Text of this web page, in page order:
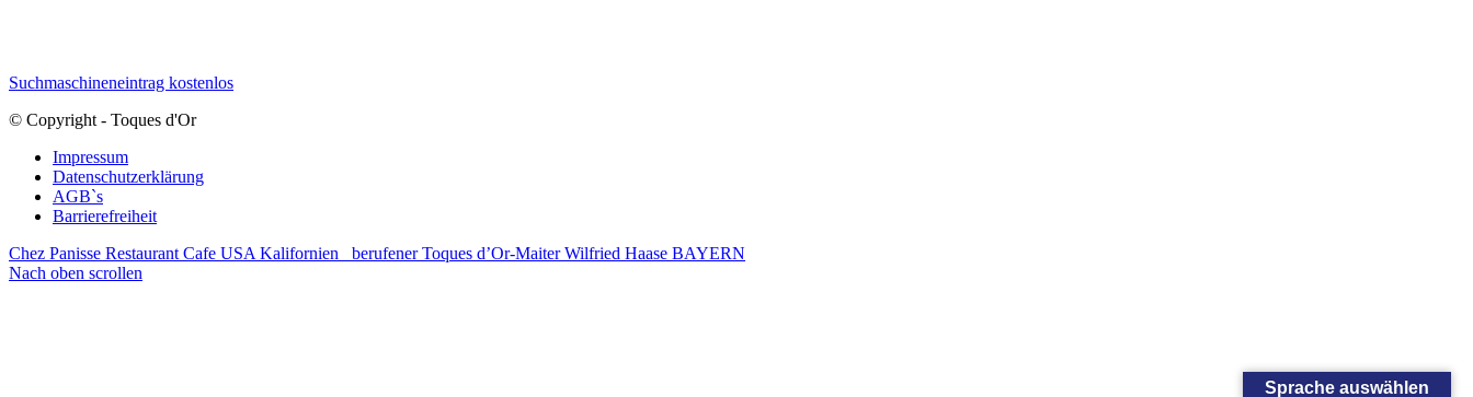
Suchmaschineneintrag kostenlos
© Copyright - Toques d'Or
Impressum
Datenschutzerklärung
AGB`s
Barrierefreiheit
Chez Panisse Restaurant Cafe USA Kalifornien
berufener Toques d’Or-Maiter Wilfried Haase BAYERN
Sprache auswählen
Nach oben scrollen